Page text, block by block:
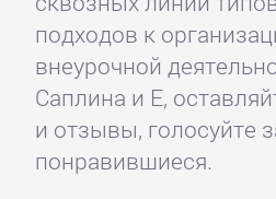
подходов к
внеурочной
Саплина и Е,
и отзывы, голосуйте
понравившиеся.